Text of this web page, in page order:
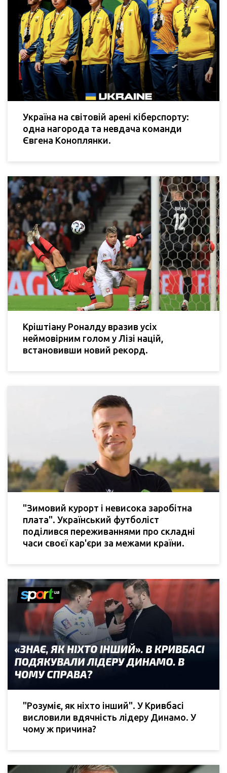
Україна на світовій арені кіберспорту:
одна нагорода та невдача команди
Євгена Коноплянки.
Кріштіану Роналду вразив усіх
неймовірним голом у Лізі націй,
встановивши новий рекорд.
"Зимовий курорт і невисока заробітна
плата". Український футболіст
поділився переживаннями про складні
часи своєї кар'єри за межами країни.
"Розуміє, як ніхто інший". У Кривбасі
висловили вдячність лідеру Динамо. У
чому ж причина?